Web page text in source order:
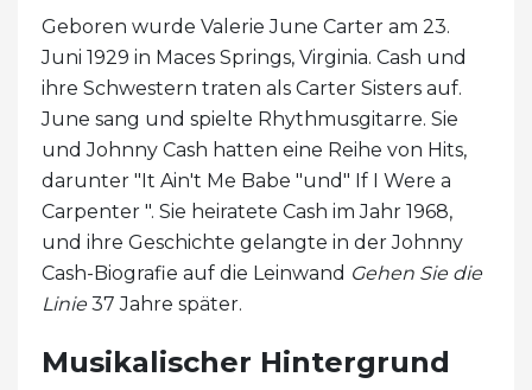
Geboren wurde Valerie June Carter am 23.
Juni 1929 in Maces Springs, Virginia. Cash und
ihre Schwestern traten als Carter Sisters auf.
June sang und spielte Rhythmusgitarre. Sie
und Johnny Cash hatten eine Reihe von Hits,
darunter "It Ain't Me Babe "und" If I Were a
Carpenter ". Sie heiratete Cash im Jahr 1968,
und ihre Geschichte gelangte in der Johnny
Cash-Biografie auf die Leinwand Gehen Sie die
Linie37 Jahre später.
Musikalischer Hintergrund